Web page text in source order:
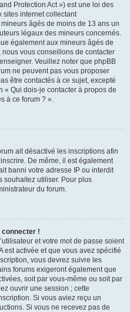
Protection Act ») est une loi des
sites internet collectant
âgés de moins de 13 ans un
légaux des mineurs concernés.
également aux mineurs âgés de
vous conseillons de contacter
Veuillez noter que phpBB
ne peuvent pas vous proposer
être contactés à ce sujet, excepté
« Qui dois-je contacter à propos de
à ce forum ? ».
ait désactivé les inscriptions afin
De même, il est également
banni votre adresse IP ou interdit
souhaitez utiliser. Pour plus
du forum.
!
et votre mot de passe soient
est activée et que vous avez spécifié
vous devrez suivre les
forums exigeront également que
soit par vous-même ou soit par
ouvrir une session ; cette
Si vous aviez reçu un
Si vous ne recevez pas de